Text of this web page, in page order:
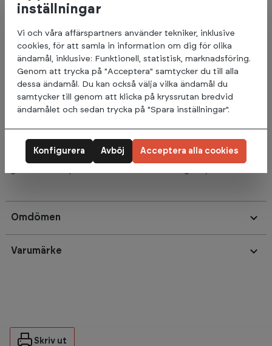
robusta konstruktionen gör att fotplattan kan hantera
belastningen från olika övningar och träningsrutiner.
Träningspartner Pro Steel Foot Plate 1.05m är utformad för
att erbjuda användaren en säker och bekväm
träningsupplevelse. Den kan användas för övningar som
kräver extra stabilitet och stöd, såsom styrketräning,
stretching och balansövningar.
kan Träningspartner Pro Steel Foot Plate 1.05m vara ett
att förbättra träningsresultat och minska risken för skador
Omdömen
Varumärke
Skriv ut
inställningar
Vi och våra affärspartners använder tekniker, inklusive
cookies, för att samla in information om dig för olika
ändamål, inklusive: Funktionell, statistisk, marknadsföring.
Genom att trycka på "Acceptera" samtycker du till alla
dessa ändamål. Du kan också välja vilka ändamål du
samtycker till genom att klicka på kryssrutan bredvid
ändamålet och sedan trycka på "Spara inställningar".
Avböj
Konfigurera Acceptera alla cookies